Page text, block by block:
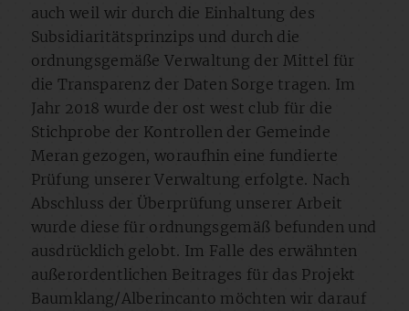
auch weil wir durch die Einhaltung des
Subsidiaritätsprinzips und durch die
ordnungsgemäße Verwaltung der Mittel für
die Transparenz der Daten Sorge tragen. Im
Jahr 2018 wurde der ost west club für die
Stichprobe der Kontrollen der Gemeinde
Meran gezogen, woraufhin eine fundierte
Prüfung unserer Verwaltung erfolgte. Nach
Abschluss der Überprüfung unserer Arbeit
wurde diese für ordnungsgemäß befunden und
ausdrücklich gelobt. Im Falle des erwähnten
außerordentlichen Beitrages für das Projekt
Baumklang/Alberincanto möchten wir darauf